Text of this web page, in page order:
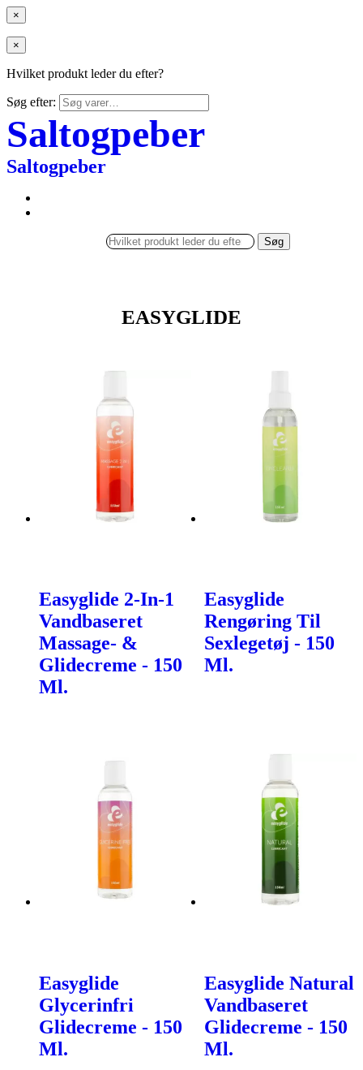
×
×
Hvilket produkt leder du efter?
Søg efter:
Saltogpeber
Saltogpeber
Søg
EASYGLIDE
Easyglide 2-In-1
Vandbaseret
Massage- &
Glidecreme - 150
Ml.
Easyglide
Rengøring Til
Sexlegetøj - 150
Ml.
Easyglide
Glycerinfri
Glidecreme - 150
Ml.
Easyglide Natural
Vandbaseret
Glidecreme - 150
Ml.